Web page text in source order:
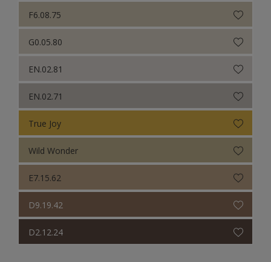
F6.08.75
G0.05.80
EN.02.81
EN.02.71
True Joy
Wild Wonder
E7.15.62
D9.19.42
D2.12.24